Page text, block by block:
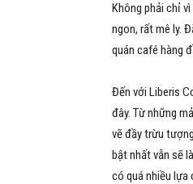
Không phải chỉ
ngon, rất mê ly.
quán café hàng
Đến với Liberis
đây. Từ những
vẽ đầy trừu
bật nhất vẫn sẽ
có quá nhiều lựa